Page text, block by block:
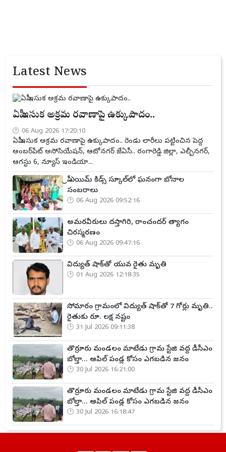
Latest News
ఏపీ ఇసుక అక్రమ రవాణాపై ఉక్కుపాదం..
06 Aug 2026 17:20:10
ఏపీ ఇసుక అక్రమ రవాణాపై ఉక్కుపాదం.. రెండు లారీలు పట్టించిన పెద్ద
అంబర్‌పేట్ అసోసియేషన్, ఆటోనగర్ జేఏసీ.. రంగారెడ్డి జిల్లా, ఎల్బీనగర్,
ఆగస్టు 6, న్యూస్ ఇండియా...
ప్రీ ఎయిమ్ కిడ్స్ స్కూల్‌లో ఘనంగా బోనాల
సంబరాలు
06 Aug 2026 09:52:16
అమరవీరులు దస్తాగిరి, రాంచందర్ త్యాగం
చిరస్మరణం
06 Aug 2026 09:47:16
విద్యుత్ షాక్‌తో యువ రైతు మృతి
01 Aug 2026 12:18:35
సోమారం గ్రామంలో విద్యుత్ షాక్‌తో 7 గోర్లు మృతి..
రైతుకు రూ. లక్ష నష్టం
31 Jul 2026 09:11:38
తొర్రూరు మండలం మాటేడు గ్రామ స్టేజి వద్ద డీసీఎం
బోల్తా... ఆపిల్ పండ్ల కోసం ఎగబడిన జనం
30 Jul 2026 16:21:00
తొర్రూరు మండలం మాటేడు గ్రామ స్టేజి వద్ద డీసీఎం
బోల్తా... ఆపిల్ పండ్ల కోసం ఎగబడిన జనం
30 Jul 2026 16:18:47